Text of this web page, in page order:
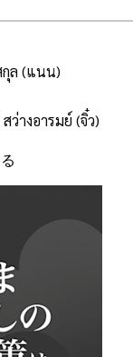
กุล (แนน)
ว่างอารมย์ (จิ๋ว)